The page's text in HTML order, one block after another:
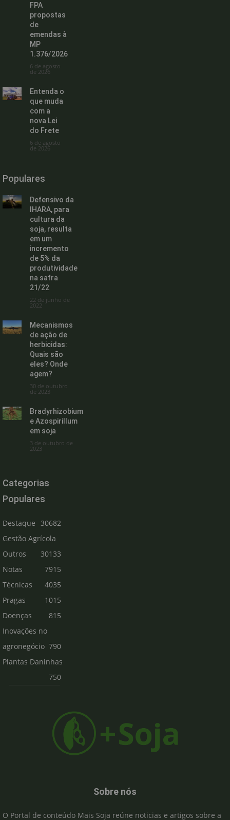
FPA
propostas
de
emendas à
MP
1.376/2026
6 de agosto
de 2026
Entenda o
que muda
com a
nova Lei
do Frete
6 de agosto
de 2026
Populares
Defensivo da
IHARA, para
cultura da
soja, resulta
em um
incremento
de 5% da
produtividade
na safra
21/22
22 de junho de
2022
Mecanismos
de ação de
herbicidas:
Quais são
eles? Onde
agem?
30 de outubro
de 2023
Bradyrhizobium
e Azospirillum
em soja
3 de outubro de
2023
Categorias
Populares
Destaque
30682
Gestão Agrícola
30133
Outros
7915
Notas
Técnicas
4035
Pragas
1015
Doenças
815
Inovações no
agronegócio 790
Plantas Daninhas
750
Sobre nós
O Portal de conteúdo Mais Soja reúne noticias e artigos sobre a